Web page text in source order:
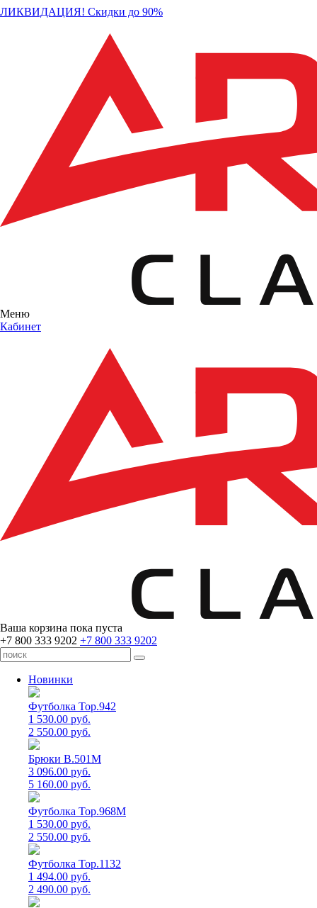
ЛИКВИДАЦИЯ! Скидки до 90%
Меню
Кабинет
Ваша корзина пока пуста
+7 800 333 9202 +7 800 333 9202
Новинки
Футболка Top.942
1 530.00 руб.
2 550.00 руб.
Брюки B.501M
3 096.00 руб.
5 160.00 руб.
Футболка Top.968M
1 530.00 руб.
2 550.00 руб.
Футболка Top.1132
1 494.00 руб.
2 490.00 руб.